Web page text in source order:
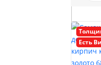
Есть